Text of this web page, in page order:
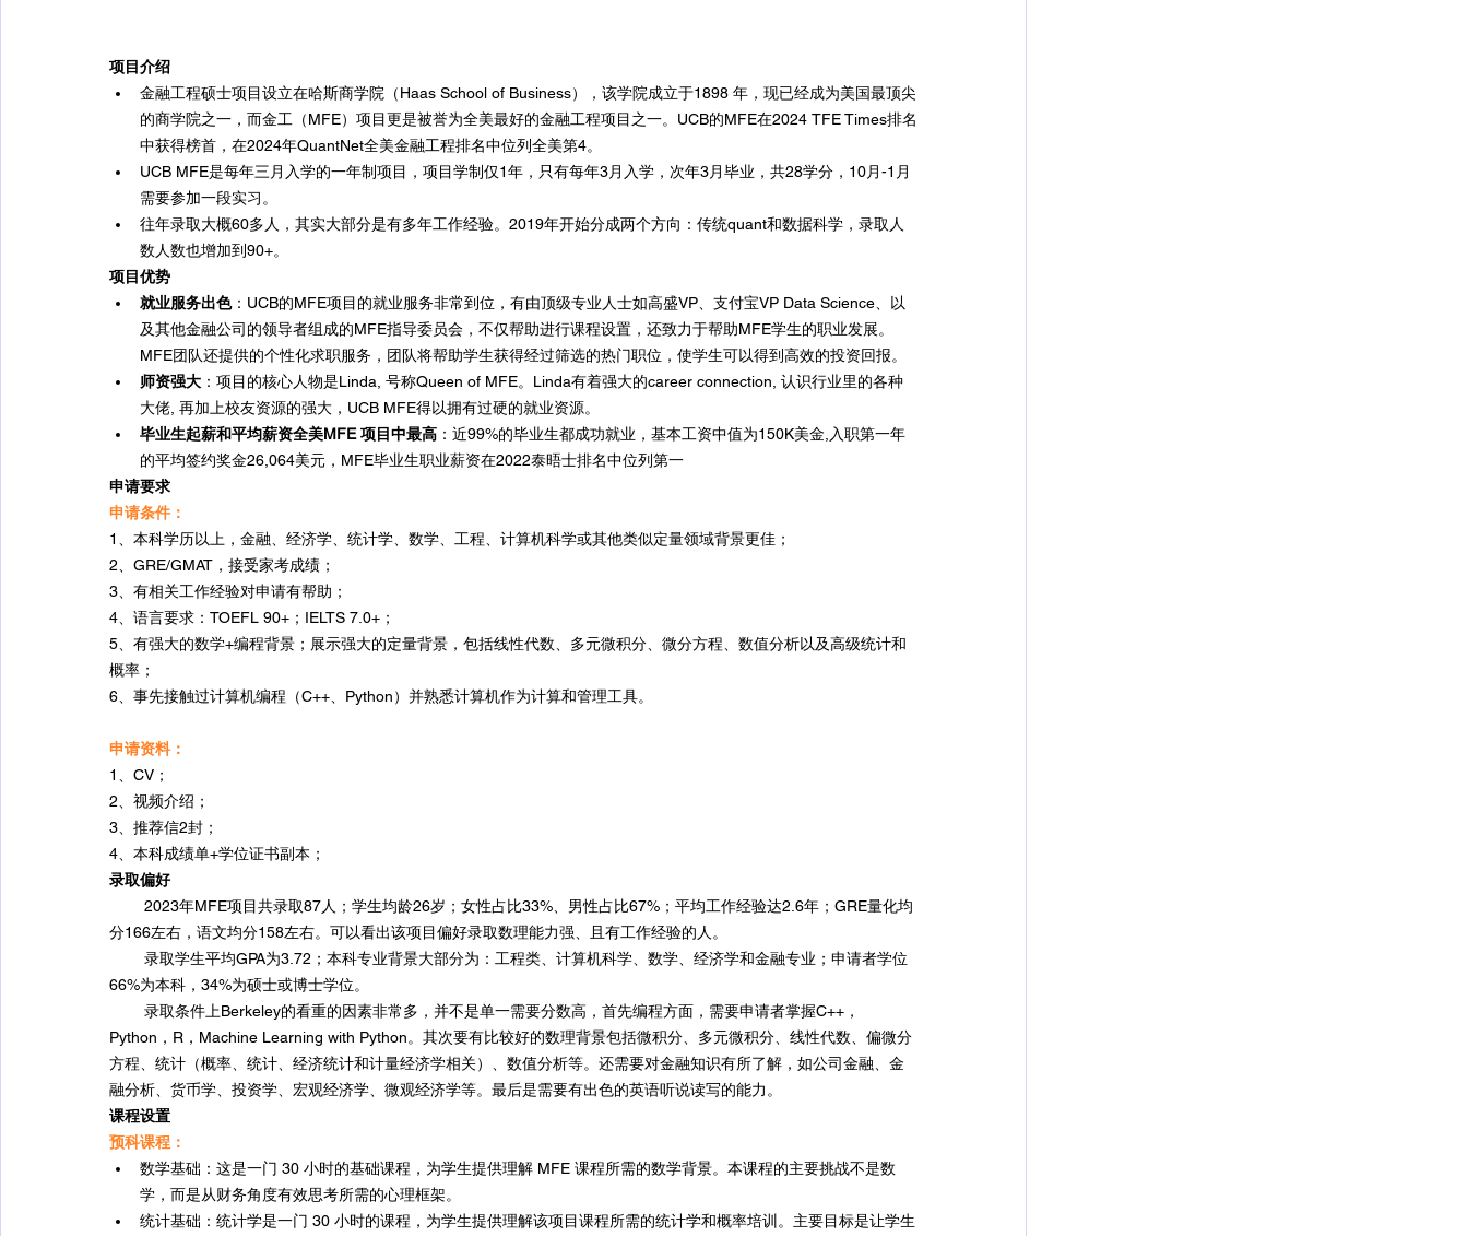
项目介绍
金融工程硕士项目设立在哈斯商学院（Haas School of Business），该学院成立于1898 年，现已经成为美国最顶尖
的商学院之一，而金工（MFE）项目更是被誉为全美最好的金融工程项目之一。UCB的MFE在2024 TFE Times排名
中获得榜首，在2024年QuantNet全美金融工程排名中位列全美第4。
UCB MFE是每年三月入学的一年制项目，项目学制仅1年，只有每年3月入学，次年3月毕业，共28学分，10月-1月
需要参加一段实习。
往年录取大概60多人，其实大部分是有多年工作经验。2019年开始分成两个方向：传统quant和数据科学，录取人
数人数也增加到90+。
项目优势
就业服务出色：UCB的MFE项目的就业服务非常到位，有由顶级专业人士如高盛VP、支付宝VP Data Science、以
及其他金融公司的领导者组成的MFE指导委员会，不仅帮助进行课程设置，还致力于帮助MFE学生的职业发展。
MFE团队还提供的个性化求职服务，团队将帮助学生获得经过筛选的热门职位，使学生可以得到高效的投资回报。
师资强大 ：项目的核心人物是Linda, 号称Queen of MFE。Linda有着强大的career connection, 认识行业里的各种
大佬, 再加上校友资源的强大，UCB MFE得以拥有过硬的就业资源。
毕业生起薪和平均薪资全美MFE 项目中最高 ：近99%的毕业生都成功就业，基本工资中值为150K美金,入职第一年
的平均签约奖金26,064美元，MFE毕业生职业薪资在2022泰晤士排名中位列第一
申请要求
申请条件：
1、本科学历以上，金融、经济学、统计学、数学、工程、计算机科学或其他类似定量领域背景更佳；
2、GRE/GMAT，接受家考成绩；
3、有相关工作经验对申请有帮助；
4、语言要求：TOEFL 90+；IELTS 7.0+；
5、有强大的数学+编程背景；展示强大的定量背景，包括线性代数、多元微积分、微分方程、数值分析以及高级统计和
概率；
6、事先接触过计算机编程（C++、Python）并熟悉计算机作为计算和管理工具。
申请资料：
1、CV；
2、视频介绍；
3、推荐信2封；
4、本科成绩单+学位证书副本；
录取偏好
2023年MFE项目共录取87人；学生均龄26岁；女性占比33%、男性占比67%；平均工作经验达2.6年；GRE量化均
分166左右，语文均分158左右。可以看出该项目偏好录取数理能力强、且有工作经验的人。
录取学生平均GPA为3.72；本科专业背景大部分为：工程类、计算机科学、数学、经济学和金融专业；申请者学位
66%为本科，34%为硕士或博士学位。
录取条件上Berkeley的看重的因素非常多，并不是单一需要分数高，首先编程方面，需要申请者掌握C++，
Python，R，Machine Learning with Python。其次要有比较好的数理背景包括微积分、多元微积分、线性代数、偏微分
方程、统计（概率、统计、经济统计和计量经济学相关）、数值分析等。还需要对金融知识有所了解，如公司金融、金
融分析、货币学、投资学、宏观经济学、微观经济学等。最后是需要有出色的英语听说读写的能力。
课程设置
预科课程：
数学基础：这是一门 30 小时的基础课程，为学生提供理解 MFE 课程所需的数学背景。本课程的主要挑战不是数
学，而是从财务角度有效思考所需的心理框架。
统计基础：统计学是一门 30 小时的课程，为学生提供理解该项目课程所需的统计学和概率培训。主要目标是让学生